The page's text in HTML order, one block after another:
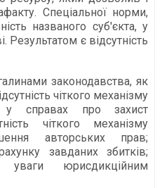
Спеціальної норми,
названого суб'єкта, у
Результатом є відсутність
зако­нодавства, як
чіткого механізму
у справах про захист
чіткого механізму
авторських прав;
завданих збитків;
уваги юрисдикційним